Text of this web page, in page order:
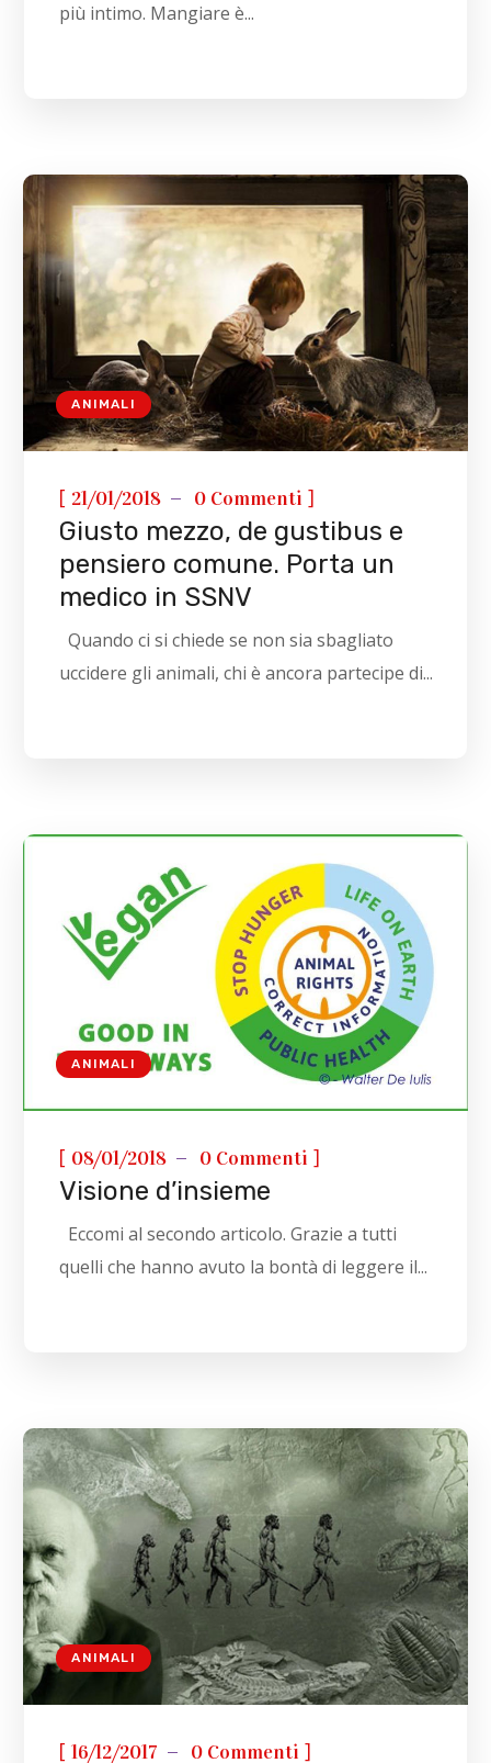
più intimo. Mangiare è...
ANIMALI
[ 21/01/2018 0 Commenti ]
Giusto mezzo, de gustibus e
pensiero comune. Porta un
medico in SSNV
Quando ci si chiede se non sia sbagliato
uccidere gli animali, chi è ancora partecipe di...
ANIMALI
[ 08/01/2018 0 Commenti ]
Visione d’insieme
Eccomi al secondo articolo. Grazie a tutti
quelli che hanno avuto la bontà di leggere il...
ANIMALI
[16/12/2017 0 Commenti ]